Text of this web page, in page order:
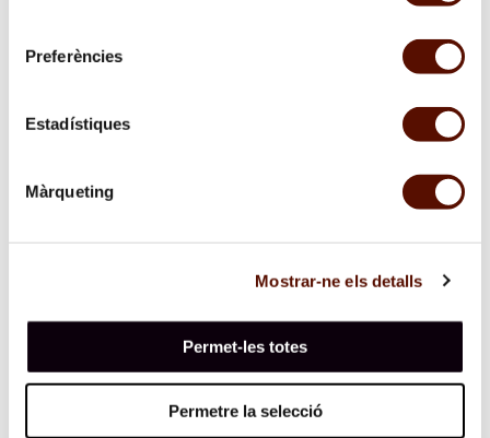
Preferències
Estadístiques
Màrqueting
Mostrar-ne els detalls
Permet-les totes
Permetre la selecció